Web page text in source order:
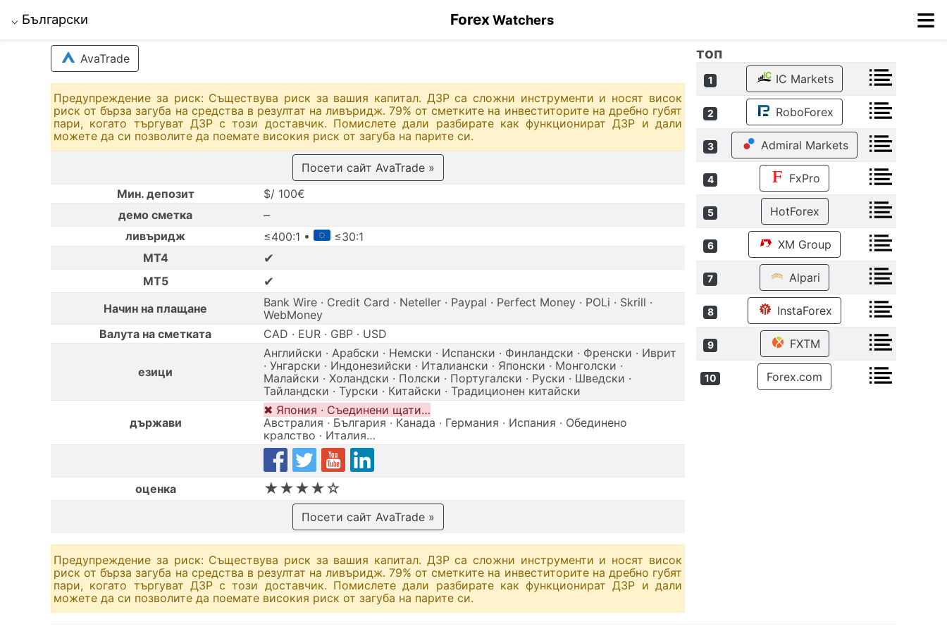
⌵ Български ForexWatchers ≡
AvaTrade
Предупреждение за риск: Съществува риск за вашия капитал. ДЗР са сложни инструменти и носят висок
риск от бърза загуба на средства в резултат на ливъридж. 79% от сметките на инвеститорите на дребно губят
пари, когато търгуват ДЗР с този доставчик. Помислете дали разбирате как функционират ДЗР и дали
можете да си позволите да поемате високия риск от загуба на парите си.
Посети сайт AvaTrade »
Мин. депозит
$/ 100€
демо сметка
–
ливъридж ≤400:1 •
≤30:1
MT4
✔
MT5 ✔
Начин на плащане
Bank Wire · Credit Card · Neteller · Paypal · Perfect Money · POLi · Skrill ·
WebMoney
Валута на сметката
CAD · EUR · GBP · USD
езици
Английски · Арабски · Немски · Испански · Финландски · Френски · Иврит
· Унгарски · Индонезийски · Италиански · Японски · Монголски ·
Малайски · Холандски · Полски · Португалски · Руски · Шведски ·
Тайландски · Турски · Китайски · Традиционен китайски
държави
✖ Япония · Съединени щати…
Австралия · България · Канада · Германия · Испания · Обединено
кралство · Италия…
оценка ★★★★☆
Посети сайт AvaTrade »
Предупреждение за риск: Съществува риск за вашия капитал. ДЗР са сложни инструменти и носят висок
риск от бърза загуба на средства в резултат на ливъридж. 79% от сметките на инвеститорите на дребно губят
пари, когато търгуват ДЗР с този доставчик. Помислете дали разбирате как функционират ДЗР и дали
можете да си позволите да поемате високия риск от загуба на парите си.
топ
1 IC Markets
2 RoboForex
3 Admiral Markets
4 FxPro
5 HotForex
6 XM Group
7 Alpari
8 InstaForex
9 FXTM
10 Forex.com